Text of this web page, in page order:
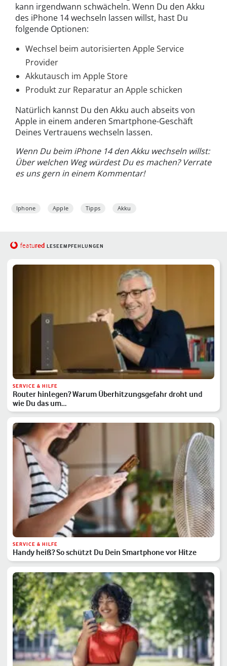
kann irgendwann schwächeln. Wenn Du den Akku
des iPhone 14 wechseln lassen willst, hast Du
folgende Optionen:
Wechsel beim autorisierten Apple Service
Provider
Akkutausch im Apple Store
Produkt zur Reparatur an Apple schicken
Natürlich kannst Du den Akku auch abseits von
Apple in einem anderen Smartphone-Geschäft
Deines Vertrauens wechseln lassen.
Wenn Du beim iPhone 14 den Akku wechseln willst:
Über welchen Weg würdest Du es machen? Verrate
es uns gern in einem Kommentar!
Iphone Apple Tipps Akku
featured LESEEMPFEHLUNGEN
SERVICE & HILFE
Router hinlegen? Warum Überhitzungsgefahr droht und
wie Du das um…
SERVICE & HILFE
Handy heiß? So schützt Du Dein Smartphone vor Hitze